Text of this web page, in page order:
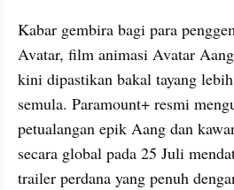
Kabar gembira bagi para
Avatar, film animasi Avatar
kini dipastikan bakal tayang
semula. Paramount+ resmi
petualangan epik Aang dan
secara global pada 25 Juli
trailer perdana yang penuh